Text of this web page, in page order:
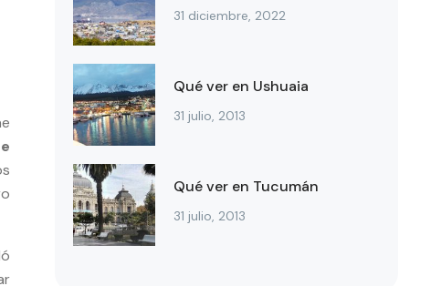
31 diciembre, 2022
Qué ver en Ushuaia
31 julio, 2013
Qué ver en Tucumán
31 julio, 2013